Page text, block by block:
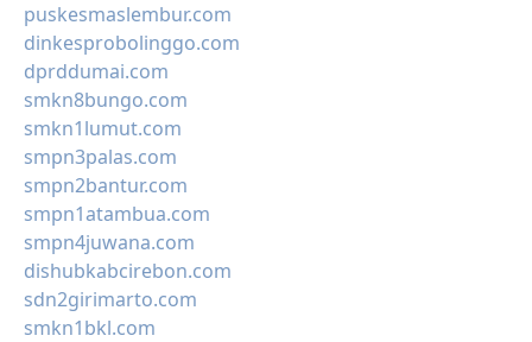
puskesmaslembur.com
dinkesprobolinggo.com
dprddumai.com
smkn8bungo.com
smkn1lumut.com
smpn3palas.com
smpn2bantur.com
smpn1atambua.com
smpn4juwana.com
dishubkabcirebon.com
sdn2girimarto.com
smkn1bkl.com